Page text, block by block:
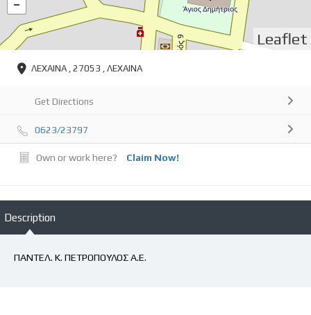
Leaflet
ΛΕΧΑΙΝΑ , 27053 , ΛΕΧΑΙΝΑ
Get Directions
0623/23797
Own or work here? Claim Now!
Description
ΠΑΝΤΕΛ. Κ. ΠΕΤΡΟΠΟΥΛΟΣ Α.Ε.